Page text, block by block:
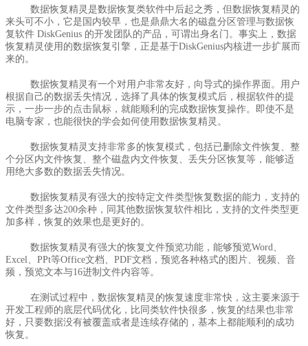
数据恢复精灵是数据恢复类软件中后起之秀，但数据恢复精灵的
来头可不小，它是国内较早，也是鼎鼎大名的磁盘分区管理与数据恢
复软件 DiskGenius 的开发团队的产品，可谓出身名门。事实上，数据
恢复精灵使用的数据恢复引擎，正是基于DiskGenius内核进一步扩展而
来的。
数据恢复精灵有一个对用户非常友好，向导式的操作界面。用户
根据自己的数据丢失情况，选择了具体的恢复模式后，根据软件的提
示，一步一步的点击鼠标，就能顺利的完成数据恢复操作。即使不是
电脑专家，也能很快的学会如何使用数据恢复精灵。
数据恢复精灵支持非常多的恢复模式，包括已删除文件恢复、整
个分区内文件恢复、整个磁盘内文件恢复、丢失分区恢复等，能够适
用绝大多数的数据丢失情况。
数据恢复精灵有强大的按特定文件类型恢复数据的能力，支持的
文件类型多达200余种，同其他数据恢复软件相比，支持的文件类型更
加多样，恢复的效果也是更好的。
数据恢复精灵有强大的恢复文件预览功能，能够预览Word、
Excel、PPt等Office文档、PDF文档，预览各种格式的图片、视频、音
频，预览文本与16进制文件内容等。
在测试过程中，数据恢复精灵的恢复速度非常快，这主要来源于
开发工程师的底层代码优化，比同类软件快很多，恢复的结果也非常
好，只要数据没有被覆盖或者是连续存储的，基本上都能顺利的成功
恢复。